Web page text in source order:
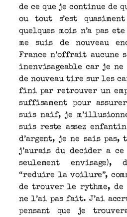
de ce que je continue de
ou tout s’est
quelques mois n’a pas
me suis de nouveau
France n’offrait aucune
inenvisageable car je ne
de nouveau tire sur les
fini par retrouver un
suffisament pour
suis naif, je
suis reste assez
d’argent, je ne sais
j’aurais du decider a ce
seulement envisage),
“reduire la voilure”,
de trouver le rythme, de
ne l’ai pas fait. J’ai
pensant que je